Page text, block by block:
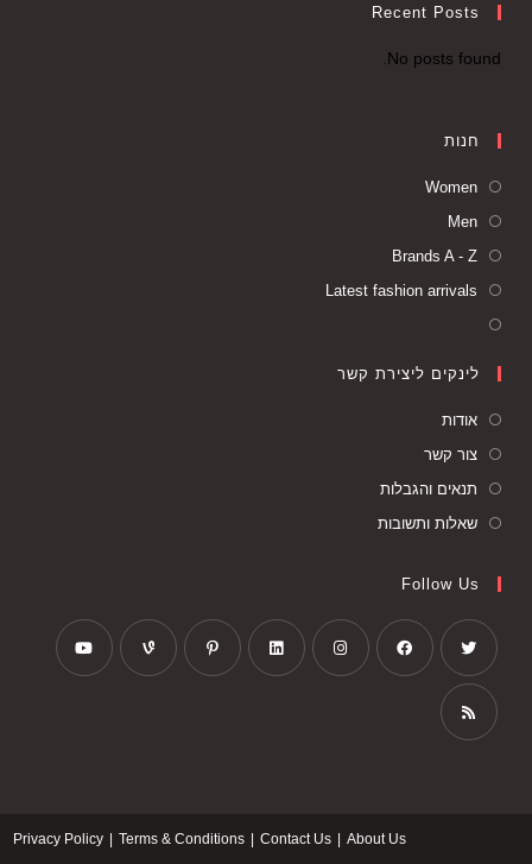
Recent Posts
No posts found.
חנות
Women
Men
Brands A - Z
Latest fashion arrivals
לינקים ליצירת קשר
אודות
צור קשר
תנאים והגבלות
שאלות ותשובות
Follow Us
About Us
Contact Us
Terms & Conditions
Privacy Policy